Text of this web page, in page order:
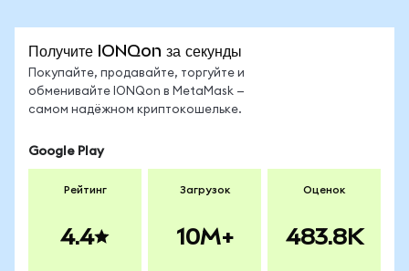
Получите IONQon за секунды
Покупайте, продавайте, торгуйте и
обменивайте IONQon в MetaMask —
самом надёжном криптокошельке.
Google Play
Рейтинг
4.4
Загрузок
10M+
Оценок
483.8K